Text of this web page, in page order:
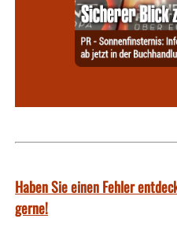
Haben Sie einen Fehler
gerne!